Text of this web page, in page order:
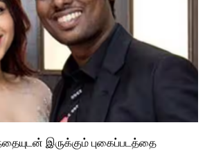
இருக்கும் புகைப்படத்தை